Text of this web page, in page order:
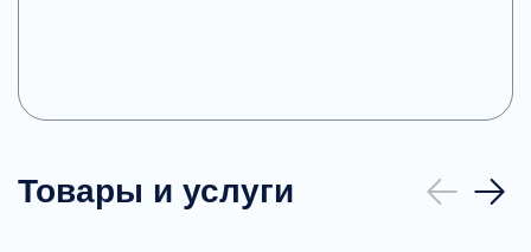
ПАРТНЕР — ваш первый шаг к стабильному
Товары и услуги